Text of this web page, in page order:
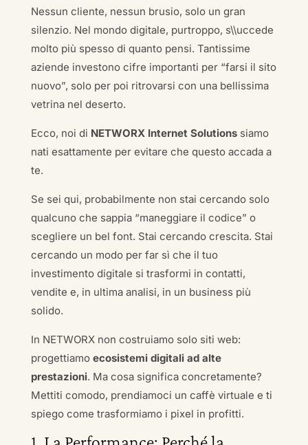
Nessun cliente, nessun brusio, solo un gran
silenzio. Nel mondo digitale, purtroppo, s\\uccede
molto più spesso di quanto pensi. Tantissime
aziende investono cifre importanti per “farsi il sito
nuovo”, solo per poi ritrovarsi con una bellissima
vetrina nel deserto.
Ecco, noi di NETWORX Internet Solutionssiamo
nati esattamente per evitare che questo accada a
te.
Se sei qui, probabilmente non stai cercando solo
qualcuno che sappia “maneggiare il codice” o
scegliere un bel font. Stai cercando crescita. Stai
cercando un modo per far sì che il tuo
investimento digitale si trasformi in contatti,
vendite e, in ultima analisi, in un business più
solido.
In NETWORX non costruiamo solo siti web:
progettiamo ecosistemi digitali ad alte
prestazioni. Ma cosa significa concretamente?
Mettiti comodo, prendiamoci un caffè virtuale e ti
spiego come trasformiamo i pixel in profitti.